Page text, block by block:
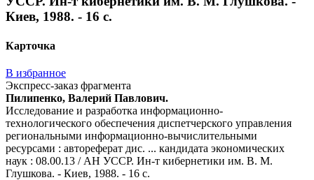
Киев, 1988. - 16 с.
Карточка
В избранное
Экспресс-заказ фрагмента
Пилипенко, Валерий Павлович.
Исследование и разработка информационно-
технологического обеспечения диспетчерского управления
региональными информационно-вычислительными
ресурсами : автореферат дис. ... кандидата экономических
наук : 08.00.13 / АН УССР. Ин-т кибернетики им. В. М.
Глушкова. - Киев, 1988. - 16 с.